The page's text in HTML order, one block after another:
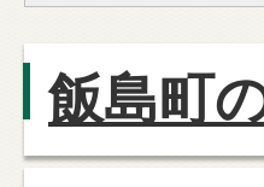
飯島町